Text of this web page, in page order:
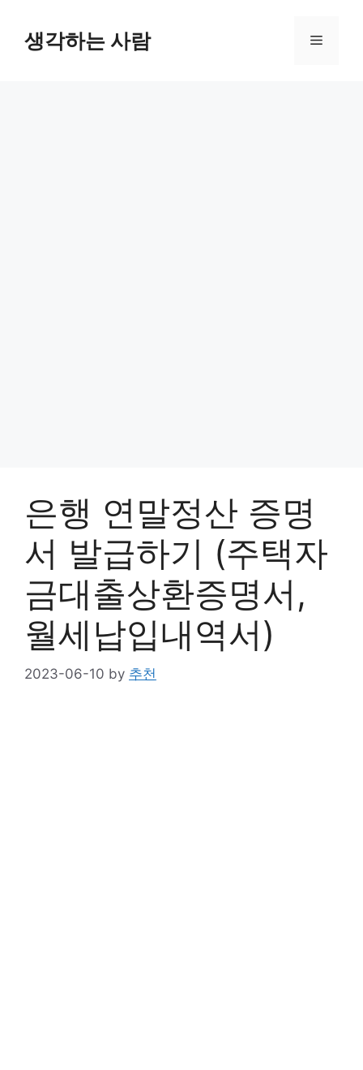
content생각하는 사람 Menu
은행 연말정산 증명
서 발급하기 (주택자
금대출상환증명서,
월세납입내역서)
2023-06-10 by 추천